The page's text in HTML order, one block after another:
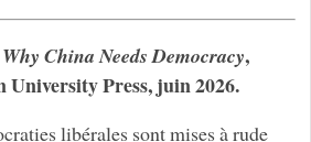
Why China Needs Democracy,
Press, juin 2026.
libérales sont mises à rude